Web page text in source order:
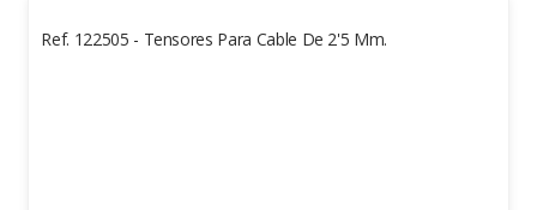
Ref. 122505 - Tensores Para Cable De 2'5 Mm.